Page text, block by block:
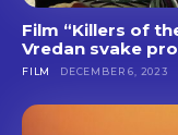
Film “Killers of
Vredan svake
FILM DECEMBER 6, 2023